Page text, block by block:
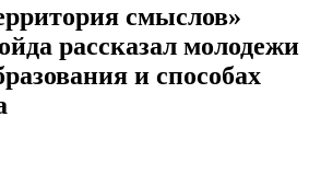
смыслов»
рассказал молодежи
и способах